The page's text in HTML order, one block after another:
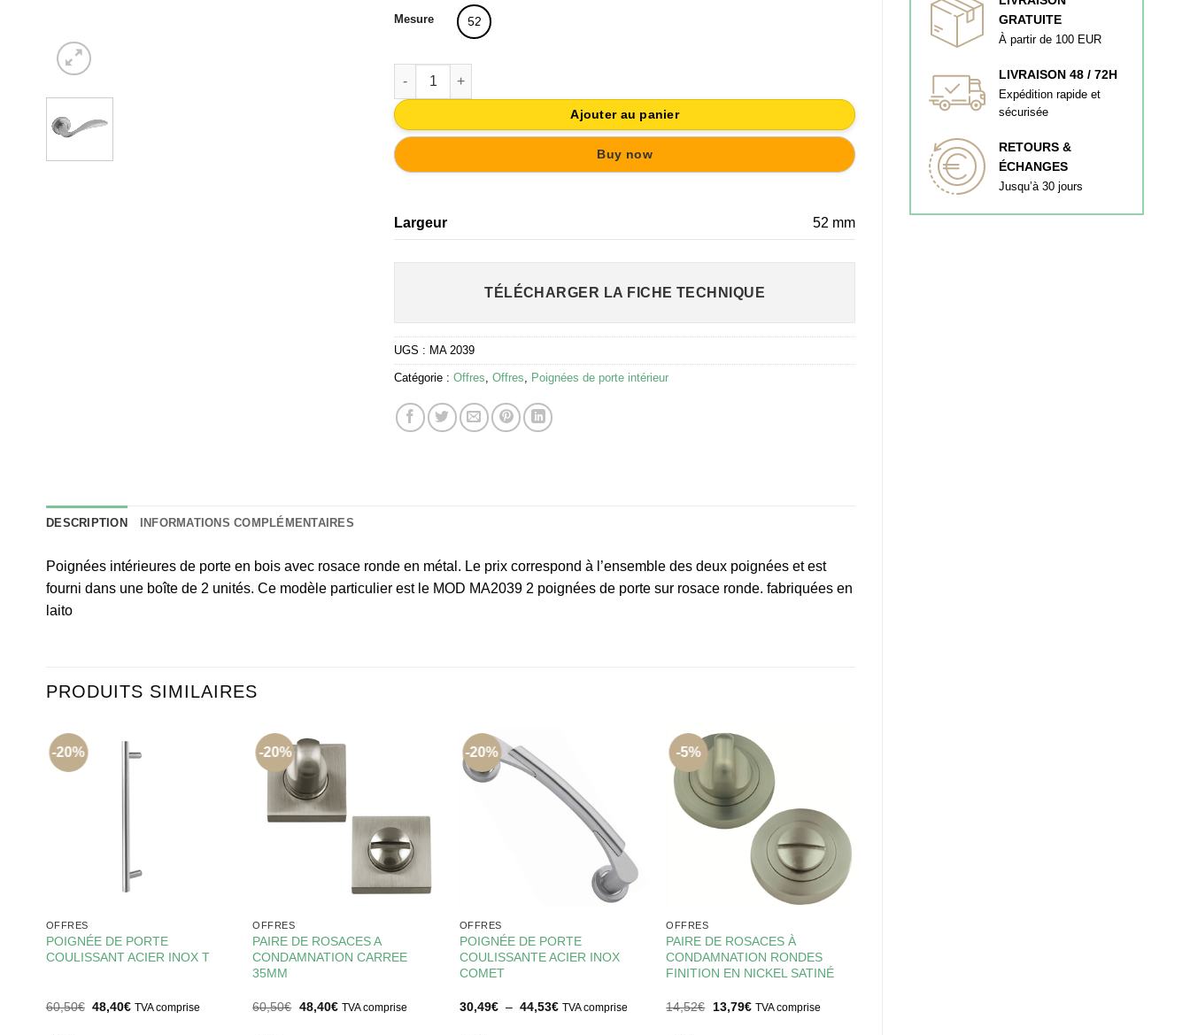
GRATUITE
À partir de 100 EUR
LIVRAISON 48 / 72H
Expédition rapide et
sécurisée
RETOURS &
ÉCHANGES
Jusqu’à 30 jours
34,03€.
30,63€.
Mesure 52
quantité de 2 POIGNÉES DE PORTE SUR ROSACE RONDE. FABRIQUÉES EN LAITON SATINÉ
Ajouter au panier
Buy now
Largeur 52 mm
TÉLÉCHARGER LA FICHE TECHNIQUE
UGS : MA 2039
Catégorie :Offres,Offres, Poignées de porte intérieur
DESCRIPTION INFORMATIONS COMPLÉMENTAIRES
Poignées intérieures de porte en bois avec rosace ronde en métal. Le prix correspond à l’ensemble des deux poignées et est
fourni dans une boîte de 2 unités. Ce modèle particulier est le MOD MA2039 2 poignées de porte sur rosace ronde. fabriquées en
laito
PRODUITS SIMILAIRES
-20%
OFFRES
POIGNÉE DE PORTE
COULISSANT ACIER INOX T
60,50€ Le
48,40€LeTVA comprise
-20%
OFFRES
PAIRE DE ROSACES A
CONDAMNATION CARREE
35MM
60,50€ Le
48,40€LeTVA comprise
-20%
OFFRES
POIGNÉE DE PORTE
COULISSANTE ACIER INOX
COMET
30,49€ – 44,53€Plage
TVA comprise
-5%
OFFRES
PAIRE DE ROSACES À
CONDAMNATION RONDES
FINITION EN NICKEL SATINÉ
14,52€
Le
13,79€LeTVA comprise